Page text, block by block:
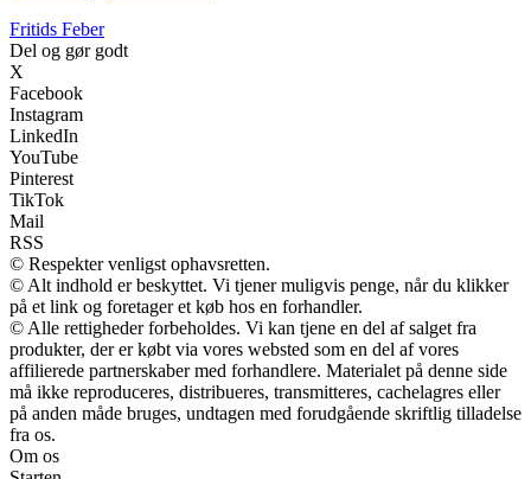
Fritids Feber
Del og gør godt
X
Facebook
Instagram
LinkedIn
YouTube
Pinterest
TikTok
Mail
RSS
© Respekter venligst ophavsretten.
© Alt indhold er beskyttet. Vi tjener muligvis penge, når du klikker
på et link og foretager et køb hos en forhandler.
© Alle rettigheder forbeholdes. Vi kan tjene en del af salget fra
produkter, der er købt via vores websted som en del af vores
affilierede partnerskaber med forhandlere. Materialet på denne side
må ikke reproduceres, distribueres, transmitteres, cachelagres eller
på anden måde bruges, undtagen med forudgående skriftlig tilladelse
fra os.
Om os